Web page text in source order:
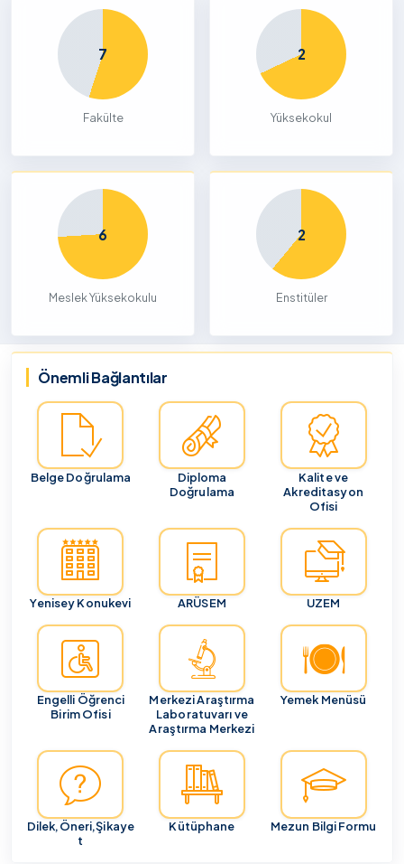
7
Fakülte
2
Yüksekokul
6
Meslek Yüksekokulu
2
Enstitüler
Önemli Bağlantılar
Belge Doğrulama
Diploma
Doğrulama
Kalite ve
Akreditasyon
Ofisi
Yenisey Konukevi ARÜSEM UZEM
Engelli Öğrenci
Birim Ofisi
Merkezi Araştırma
Laboratuvarı ve
Araştırma Merkezi
Yemek Menüsü
Dilek,Öneri,Şikaye
t
Kütüphane Mezun Bilgi Formu